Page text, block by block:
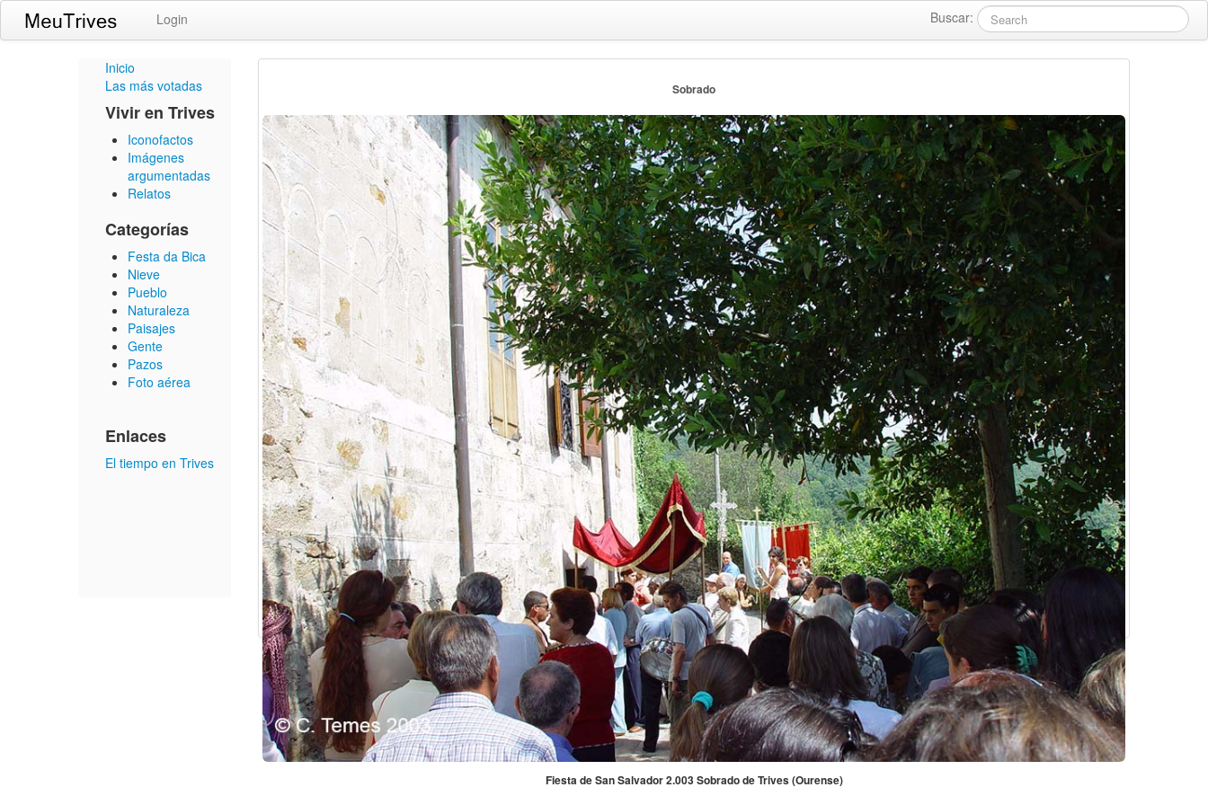
Buscar:
Login
Inicio
Las más votadas
Vivir en Trives
Iconofactos
Imágenes
argumentadas
Relatos
Categorías
Festa da Bica
Nieve
Pueblo
Naturaleza
Paisajes
Gente
Pazos
Foto aérea
Enlaces
El tiempo en Trives
Sobrado
Fiesta de San Salvador 2.003 Sobrado de Trives (Ourense)